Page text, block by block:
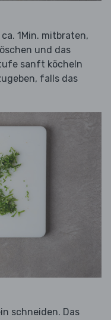
1Min. mitbraten,
und das
sanft köcheln
falls das
schneiden. Das